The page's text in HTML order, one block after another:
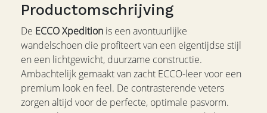
Productomschrijving
De ECCO Xpedition is een avontuurlijke
wandelschoen die profiteert van een eigentijdse stijl
en een lichtgewicht, duurzame constructie.
Ambachtelijk gemaakt van zacht ECCO-leer voor een
premium look en feel. De contrasterende veters
zorgen altijd voor de perfecte, optimale pasvorm.